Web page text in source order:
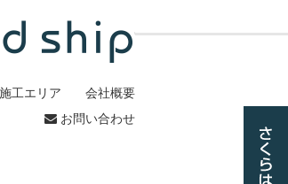
施工エリア
会社概要
お問い合わせ